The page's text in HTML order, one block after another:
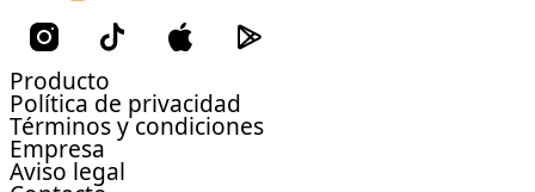
Producto
Política de privacidad
Términos y condiciones
Empresa
Aviso legal